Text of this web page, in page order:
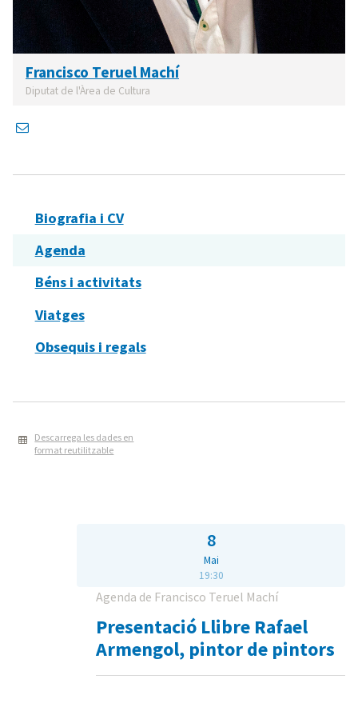
Francisco Teruel Machí
Diputat de l'Àrea de Cultura
Biografia i CV
Agenda
Béns i activitats
Viatges
Obsequis i regals
Descarrega les dades en
format reutilitzable
8
Mai
19:30
Agenda de Francisco Teruel Machí
Presentació Llibre Rafael
Armengol, pintor de pintors